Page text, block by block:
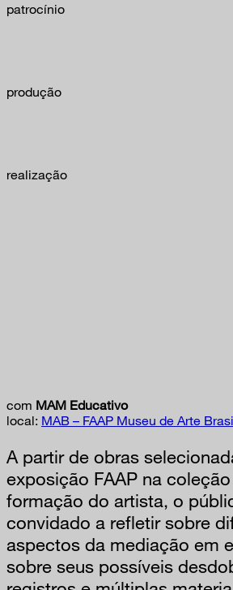
patrocínio
produção
realização
com MAM Educativo
local: MAB – FAAP Museu de Arte
A partir de obras
exposição FAAP na
formação do artista, o
convidado a refletir sobre
aspectos da mediação em
sobre seus possíveis